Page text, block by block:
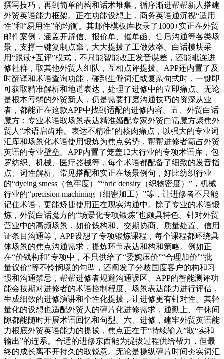
撰写技巧，再到简单的构和话术堆集，循序渐进帮帮新人搭建
外贸英语能力框架。正在功能设想上，商务英语通沉视“适用
性”和“易用性”的均衡。其邮件模板库收录了1000+实正在外贸
邮件案例，涵盖开辟信、报价单、催单函、售后沟通等各类场
景，支撑一键复制点窜，大大提拔了工做效率。白话模块采
用“跟读+互评”模式，不只能智能改正发音误差，还能毗连进
修社群，取其他外贸人组队，互相点评提拔。APP还内置了及
时翻译和术语查询功能，碰到生僻词汇或复杂句式时，一键即
可获取精准解析和地道表达，处理了进修中的立即痛点。无论
是根本亏弱的外贸新人，仍是需要打磨沟通技巧的资深从业
者，都能正在这款APP中找到适配的进修内容。五、外贸白话
魔方：专业术语取场景表达精准婚配专家外贸白话魔方聚焦外
贸人“术语启齿难、表达不精准”的核肉痛点，以强大的专业词
汇库和场景化术语使用锻炼为焦点劣势，帮帮进修者霸占外贸
英语的专业壁垒。APP内置了笼盖12大行业的专项术语库，包
罗纺织、机械、医疗器械等，每个术语都配备了细致的发音指
点、词性解析、常见搭配和实正在场景例句，好比纺织行业
的“dyeing stness（色牢度）”“bric density（织物密度）”，机械
行业的“precision machining（细密加工）”等，让进修者不只能
记住术语，更能矫捷使用正在现实沟通中。除了专业的术语锻
炼，外贸白话魔方的“场景化专项锻炼”也颇具特色。针对外贸
营业中的高频场景，如价钱构和、交期协商、质量处置、信用
证条目沟通等，APP设想了专项锻炼课程，每个课程都环绕具
体场景的焦点沟通需求，提炼环节表达和构和策略。例如正
在“价钱构和”专项中，不只供给了“委婉压价”“合理加价”“批
量议价”等不怜悯境的句型，还阐发了分歧国度客户的构和习
惯和沟通禁忌，帮帮进修者规避沟通误区。APP的智能测评功
能会按期对进修者的术语控制程度、场景表达能力进行评估，
生成细致的进修演讲和个性化提拔，让进修更有针对性。其轻
量化的设想也适配外贸人的碎片化进修需求，通勤上、午休间
隙都能随时开展术语回忆和句型。六、进修，建牢外贸英语能
力根底外贸英语能力的提拔，焦点正在于“持续输入”取“实和
输出”的连系。合适的进修东西能为提拔过程供给帮力，但最
终的成长离不开持久的取锐意。无论是操纵碎片时间夯实词汇